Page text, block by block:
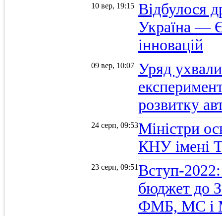
10 вер, 19:15 Відбулося
Україна —
інновацій
09 вер, 10:07 Уряд
розвитку
24 серп, 09:53Міністри
КНУ імені
23 серп, 09:51 Вступ-
бюджет до
ФМБ, МС і